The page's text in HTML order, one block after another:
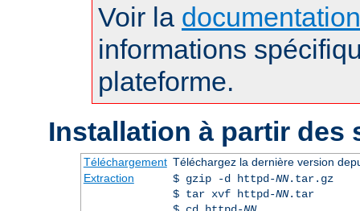
Voir la
informations
plateforme.
Installation à partir des
Téléchargement Téléchargez la dernière version
Extraction
$ gzip -d httpd-NN.tar.gz
$ tar xvf httpd-NN.tar